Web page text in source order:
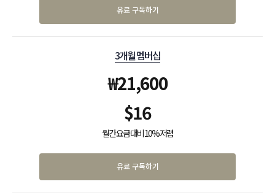
유료 구독하기
3개월 멤버십
₩21,600
$16
월간 요금 대비 10% 저렴
유료 구독하기